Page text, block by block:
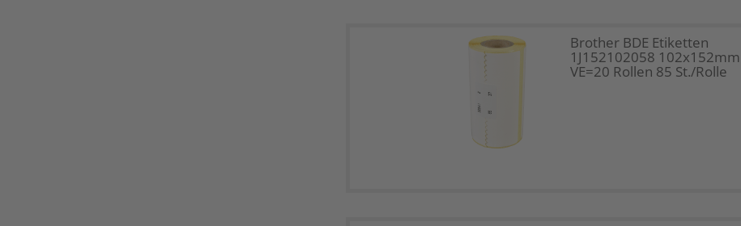
Brother BDE Etiketten
1J152102058 102x152mm
VE=20 Rollen 85 St./Rolle